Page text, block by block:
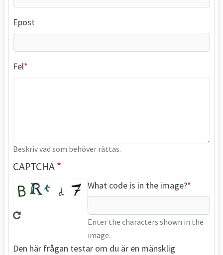
Epost
Fel
Beskriv vad som behöver rättas.
CAPTCHA
What code is in the image?
Enter the characters shown in the
image.
Den här frågan testar om du är en mänsklig